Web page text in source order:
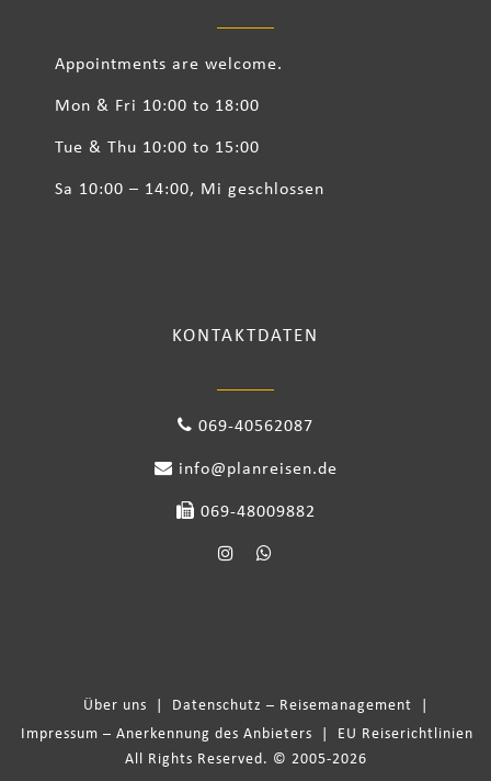
Appointments are welcome.
Mon & Fri 10:00 to 18:00
Tue & Thu 10:00 to 15:00
Sa 10:00 – 14:00, Mi geschlossen
KONTAKTDATEN
069-40562087
info@planreisen.de
069-48009882
Über uns Datenschutz – Reisemanagement
Impressum – Anerkennung des Anbieters
EU Reiserichtlinien
All Rights Reserved. © 2005-2026